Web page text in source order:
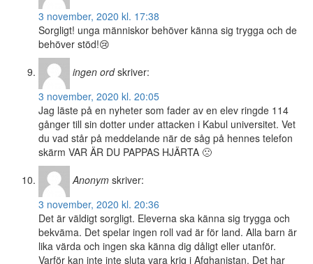
3 november, 2020 kl. 17:38
Sorgligt! unga människor behöver känna sig trygga och de
behöver stöd!😢
ingen ord skriver:
3 november, 2020 kl. 20:05
Jag läste på en nyheter som fader av en elev ringde 114
gånger till sin dotter under attacken i Kabul universitet. Vet
du vad står på meddelande när de såg på hennes telefon
skärm VAR ÄR DU PAPPAS HJÄRTA 🙁
Anonym skriver:
3 november, 2020 kl. 20:36
Det är väldigt sorgligt. Eleverna ska känna sig trygga och
bekväma. Det spelar ingen roll vad är för land. Alla barn är
lika värda och ingen ska känna dig dåligt eller utanför.
Varför kan inte inte sluta vara krig i Afghanistan. Det har